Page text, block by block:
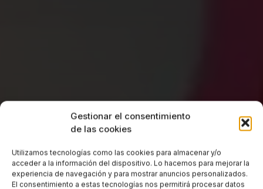
Gestionar el consentimiento
de las cookies
Utilizamos tecnologías como las cookies para almacenar y/o
acceder a la información del dispositivo. Lo hacemos para mejorar la
experiencia de navegación y para mostrar anuncios personalizados.
El consentimiento a estas tecnologías nos permitirá procesar datos